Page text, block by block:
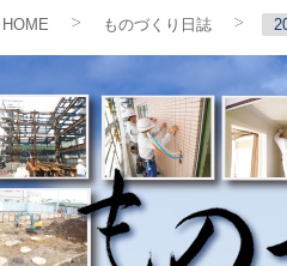
HOME
ものづくり日誌